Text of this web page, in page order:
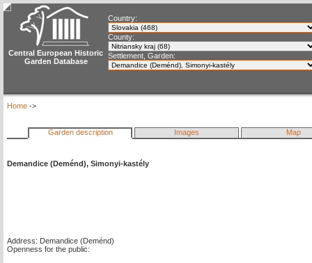
Central European Historic
Garden Database
Country:
County:
Settlement, Garden:
Home ->
Garden description Images Map
Demandice (Deménd), Simonyi-kastély
Address: Demandice (Deménd)
Openness for the public: